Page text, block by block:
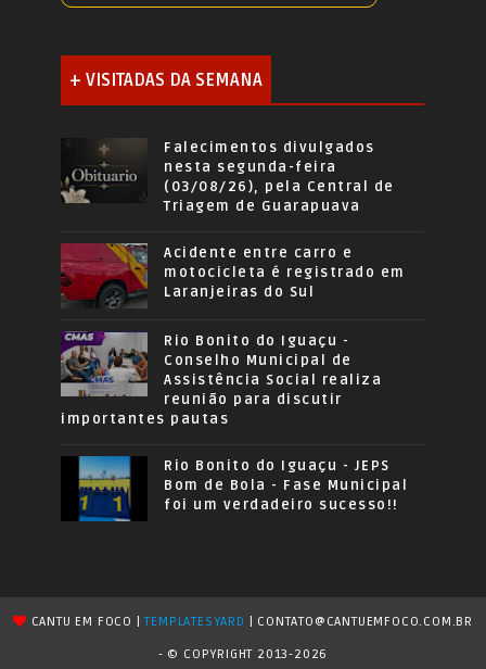
+ VISITADAS DA SEMANA
Falecimentos divulgados
nesta segunda-feira
(03/08/26), pela Central de
Triagem de Guarapuava
Acidente entre carro e
motocicleta é registrado em
Laranjeiras do Sul
Rio Bonito do Iguaçu -
Conselho Municipal de
Assistência Social realiza
reunião para discutir
importantes pautas
Rio Bonito do Iguaçu - JEPS
Bom de Bola - Fase Municipal
foi um verdadeiro sucesso!!
CANTU EM FOCO |TEMPLATESYARD
| CONTATO@CANTUEMFOCO.COM.BR
- © COPYRIGHT 2013-2026